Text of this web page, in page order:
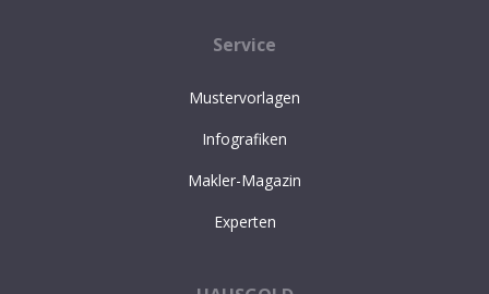
Service
Mustervorlagen
Infografiken
Makler-Magazin
Experten